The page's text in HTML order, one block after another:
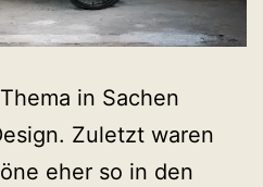
in Sachen
Zuletzt waren
eher so in den